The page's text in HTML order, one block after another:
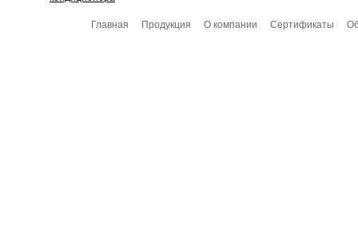
Главная Продукция О компании Сертификаты